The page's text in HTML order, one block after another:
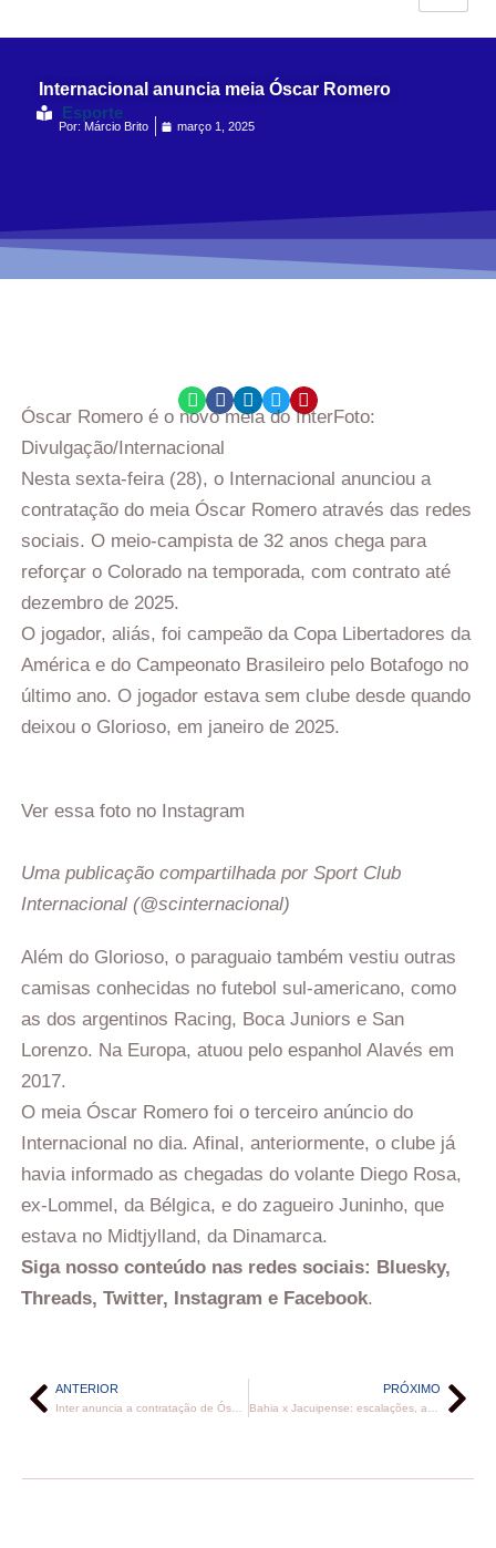
Internacional anuncia meia Óscar Romero
Esporte
Por: Márcio Brito março 1, 2025
Óscar Romero é o novo meia do InterFoto:
Divulgação/Internacional
Nesta sexta-feira (28), o Internacional anunciou a
contratação do meia Óscar Romero através das redes
sociais. O meio-campista de 32 anos chega para
reforçar o Colorado na temporada, com contrato até
dezembro de 2025.
O jogador, aliás, foi campeão da Copa Libertadores da
América e do Campeonato Brasileiro pelo Botafogo no
último ano. O jogador estava sem clube desde quando
deixou o Glorioso, em janeiro de 2025.
Ver essa foto no Instagram
Uma publicação compartilhada por Sport Club
Internacional (@scinternacional)
Além do Glorioso, o paraguaio também vestiu outras
camisas conhecidas no futebol sul-americano, como
as dos argentinos Racing, Boca Juniors e San
Lorenzo. Na Europa, atuou pelo espanhol Alavés em
2017.
O meia Óscar Romero foi o terceiro anúncio do
Internacional no dia. Afinal, anteriormente, o clube já
havia informado as chegadas do volante Diego Rosa,
ex-Lommel, da Bélgica, e do zagueiro Juninho, que
estava no Midtjylland, da Dinamarca.
Siga nosso conteúdo nas redes sociais: Bluesky,
Threads, Twitter, Instagram e Facebook.
ANTERIOR PRÓXIMO